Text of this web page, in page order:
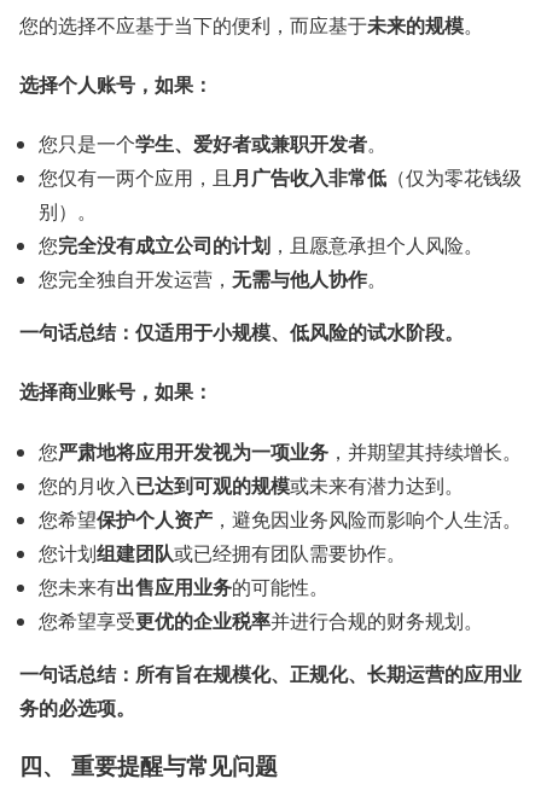
您的选择不应基于当下的便利，而应基于未来的规模。
选择个人账号，如果：
您只是一个学生、爱好者或兼职开发者。
您仅有一两个应用，且 月广告收入非常低 （仅为零花钱级
别）。
您完全没有成立公司的计划 ，且愿意承担个人风险。
您完全独自开发运营， 无需与他人协作。
一句话总结：仅适用于小规模、低风险的试水阶段。
选择商业账号，如果：
您严肃地将应用开发视为一项业务 ，并期望其持续增长。
您的月收入已达到可观的规模或未来有潜力达到。
您希望保护个人资产 ，避免因业务风险而影响个人生活。
您计划组建团队或已经拥有团队需要协作。
您未来有出售应用业务的可能性。
您希望享受更优的企业税率并进行合规的财务规划。
一句话总结：所有旨在规模化、正规化、长期运营的应用业
务的必选项。
四、 重要提醒与常见问题